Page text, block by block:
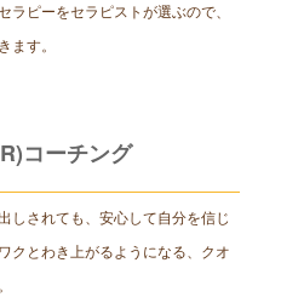
ピーをセラピストが選ぶので、
す。
コーチング
しされても、安心して自分を信じ
クとわき上がるようになる、クオ